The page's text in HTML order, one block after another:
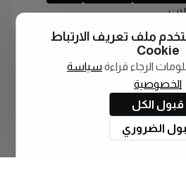
ملف تعريف الارتباط
Cookie
الرجاء قراءة سياسة
الخصوصية
قبول الكل
الضروري